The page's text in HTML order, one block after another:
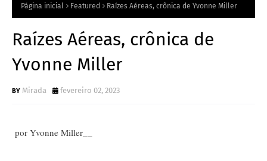
Página inicial Featured Raízes Aéreas, crônica de Yvonne Miller
Raízes Aéreas, crônica de
Yvonne Miller
Mirada fevereiro 02, 2023
por Yvonne Miller__